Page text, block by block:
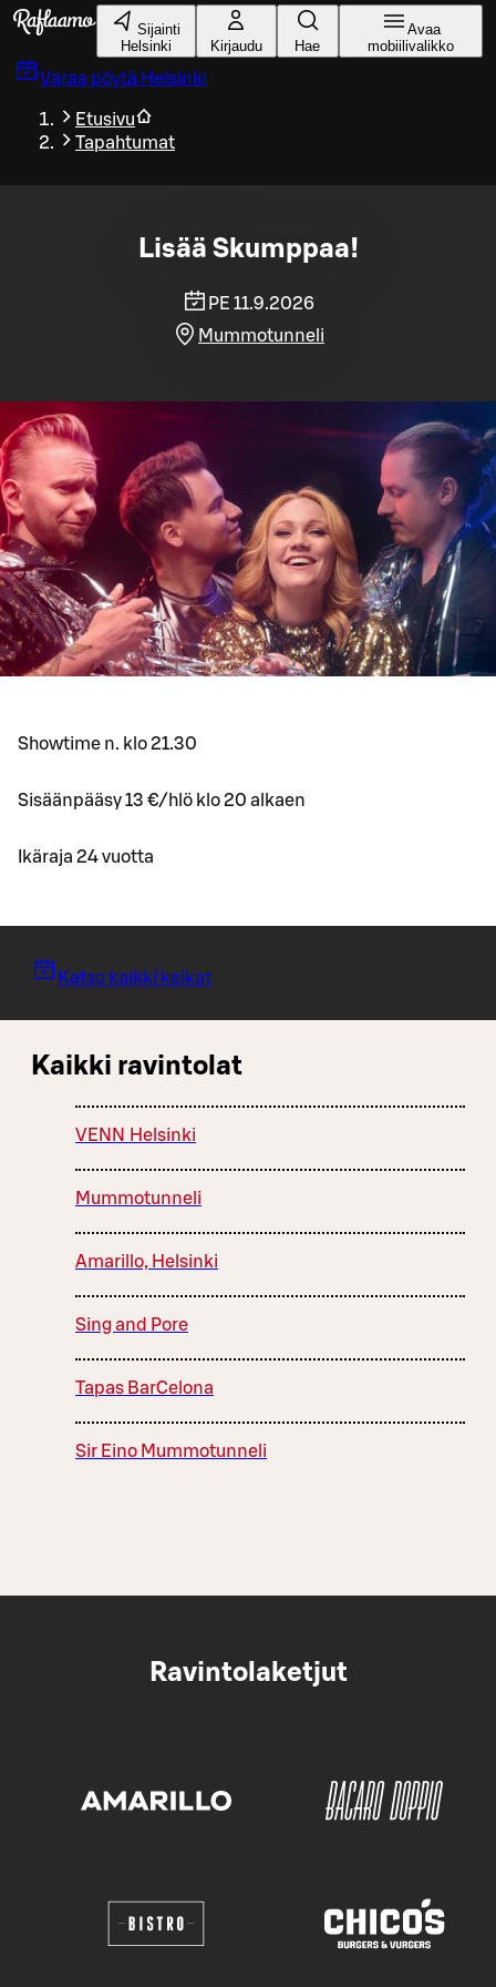
Siirry pääsisältöön
Sijainti
Helsinki
Kirjaudu Hae
Avaa
mobiilivalikko
Varaa pöytä Helsinki
Etusivu
Tapahtumat
Lisää Skumppaa!
PE 11.9.2026
Mummotunneli
Showtime n. klo 21.30
Sisäänpääsy 13 €/hlö klo 20 alkaen
Ikäraja 24 vuotta
Katso kaikki keikat
Kaikki ravintolat
VENN Helsinki
Mummotunneli
Amarillo, Helsinki
Sing and Pore
Tapas BarCelona
Sir Eino Mummotunneli
Ravintolaketjut